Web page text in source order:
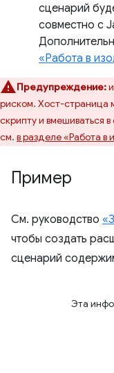
сценарий
совместно с
«Работа в
Предупреждение:
риском. Хост-страница
скрипту и вмешиваться
см. в разделе «Работа в
Пример
См. руководство
чтобы создать
сценарий
Эта